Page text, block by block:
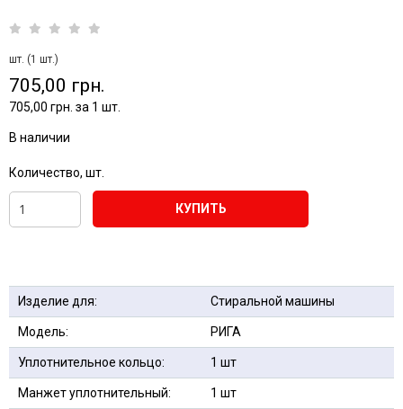
шт. (1 шт.)
705,00 грн.
705,00 грн. за 1 шт.
В наличии
Количество, шт.
КУПИТЬ
Изделие для: Стиральной машины
Модель: РИГА
Уплотнительное кольцо: 1 шт
Манжет уплотнительный: 1 шт